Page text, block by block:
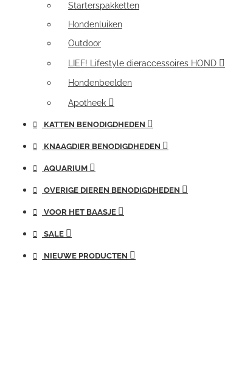
Starterspakketten
Hondenluiken
Outdoor
LIEF! Lifestyle dieraccessoires HOND
Hondenbeelden
Apotheek
KATTEN BENODIGDHEDEN
KNAAGDIER BENODIGDHEDEN
AQUARIUM
OVERIGE DIEREN BENODIGDHEDEN
VOOR HET BAASJE
SALE
NIEUWE PRODUCTEN